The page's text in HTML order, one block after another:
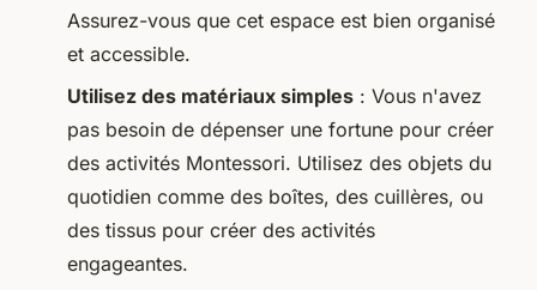
Assurez-vous que cet espace est bien organisé
et accessible.
Utilisez des matériaux simples : Vous n'avez
pas besoin de dépenser une fortune pour créer
des activités Montessori. Utilisez des objets du
quotidien comme des boîtes, des cuillères, ou
des tissus pour créer des activités
engageantes.